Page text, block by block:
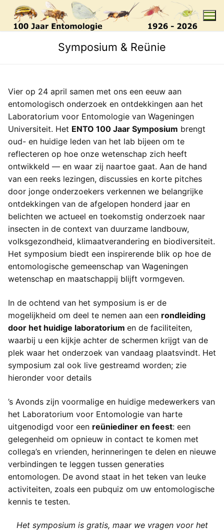
content
Symposium & Reünie
Vier op 24 april samen met ons een eeuw aan
entomologisch onderzoek en ontdekkingen aan het
Laboratorium voor Entomologie van Wageningen
Universiteit. Het ENTO 100 Jaar Symposium brengt
oud- en huidige leden van het lab bijeen om te
reflecteren op hoe onze wetenschap zich heeft
ontwikkeld — en waar zij naartoe gaat. Aan de hand
van een reeks lezingen, discussies en korte pitches
door jonge onderzoekers verkennen we belangrijke
ontdekkingen van de afgelopen honderd jaar en
belichten we actueel en toekomstig onderzoek naar
insecten in de context van duurzame landbouw,
volksgezondheid, klimaatverandering en biodiversiteit.
Het symposium biedt een inspirerende blik op hoe de
entomologische gemeenschap van Wageningen
wetenschap en maatschappij blijft vormgeven.
In de ochtend van het symposium is er de
mogelijkheid om deel te nemen aan een rondleiding
door het huidige laboratorium en de faciliteiten,
waarbij u een kijkje achter de schermen krijgt van de
plek waar het onderzoek van vandaag plaatsvindt. Het
symposium zal ook live gestreamd worden; zie
hieronder voor details
’s Avonds zijn voormalige en huidige medewerkers van
het Laboratorium voor Entomologie van harte
uitgenodigd voor een reüniediner en feest: een
gelegenheid om opnieuw in contact te komen met
collega’s en vrienden, herinneringen te delen en nieuwe
verbindingen te leggen tussen generaties
entomologen. De avond staat in het teken van leuke
activiteiten, zoals een pubquiz om uw entomologische
kennis te testen.
Het symposium is gratis, maar we vragen voor het